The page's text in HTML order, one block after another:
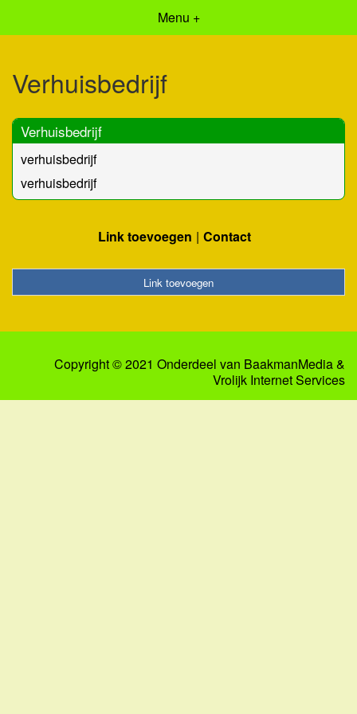
Menu +
Verhuisbedrijf
Verhuisbedrijf
verhuisbedrijf
verhuisbedrijf
Link toevoegen Contact
Link toevoegen
Copyright © 2021 Onderdeel van BaakmanMedia&
Vrolijk Internet Services